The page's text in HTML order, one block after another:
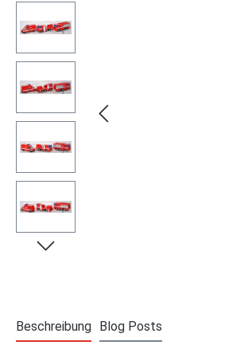
Beschreibung Blog Posts